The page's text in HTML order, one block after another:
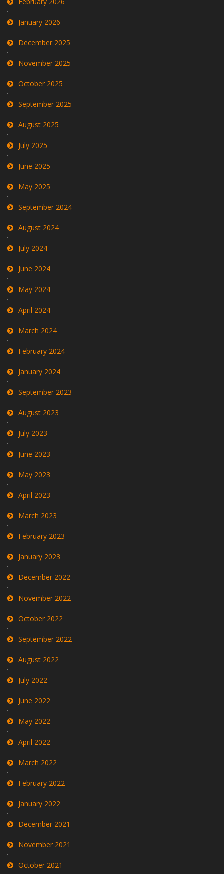
January 2026
December 2025
November 2025
October 2025
September 2025
August 2025
July 2025
June 2025
May 2025
September 2024
August 2024
July 2024
June 2024
May 2024
April 2024
March 2024
February 2024
January 2024
September 2023
August 2023
July 2023
June 2023
May 2023
April 2023
March 2023
February 2023
January 2023
December 2022
November 2022
October 2022
September 2022
August 2022
July 2022
June 2022
May 2022
April 2022
March 2022
February 2022
January 2022
December 2021
November 2021
October 2021